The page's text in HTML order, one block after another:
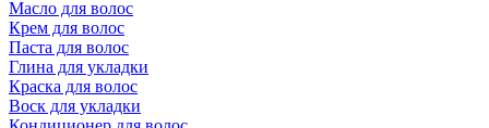
Масло для волос
Крем для волос
Паста для волос
Глина для укладки
Краска для волос
Воск для укладки